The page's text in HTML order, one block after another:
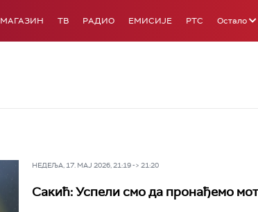
МАГАЗИН ТВ РАДИО ЕМИСИЈЕ РТС Остало
НЕДЕЉА, 17. МАЈ 2026, 21:19 -> 21:20
Сакић: Успели смо да пронађемо